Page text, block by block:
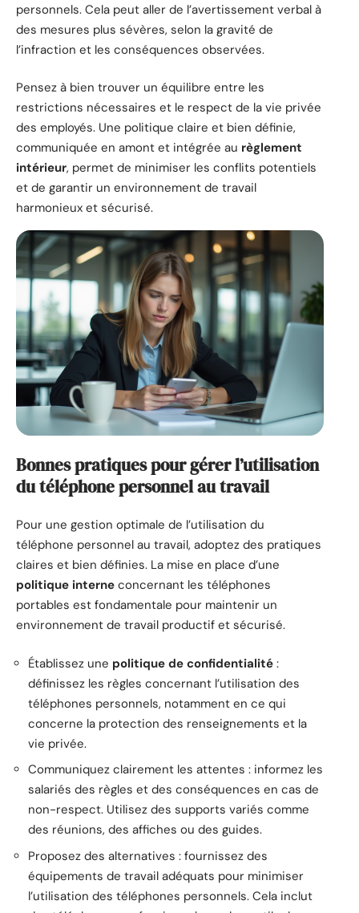
personnels. Cela peut aller de l’avertissement verbal à
des mesures plus sévères, selon la gravité de
l’infraction et les conséquences observées.
Pensez à bien trouver un équilibre entre les
restrictions nécessaires et le respect de la vie privée
des employés. Une politique claire et bien définie,
communiquée en amont et intégrée au règlement
intérieur, permet de minimiser les conflits potentiels
et de garantir un environnement de travail
harmonieux et sécurisé.
Bonnes pratiques pour gérer l’utilisation
du téléphone personnel au travail
Pour une gestion optimale de l’utilisation du
téléphone personnel au travail, adoptez des pratiques
claires et bien définies. La mise en place d’une
politique interne concernant les téléphones
portables est fondamentale pour maintenir un
environnement de travail productif et sécurisé.
Établissez une politique de confidentialité :
définissez les règles concernant l’utilisation des
téléphones personnels, notamment en ce qui
concerne la protection des renseignements et la
vie privée.
Communiquez clairement les attentes : informez les
salariés des règles et des conséquences en cas de
non-respect. Utilisez des supports variés comme
des réunions, des affiches ou des guides.
Proposez des alternatives : fournissez des
équipements de travail adéquats pour minimiser
l’utilisation des téléphones personnels. Cela inclut